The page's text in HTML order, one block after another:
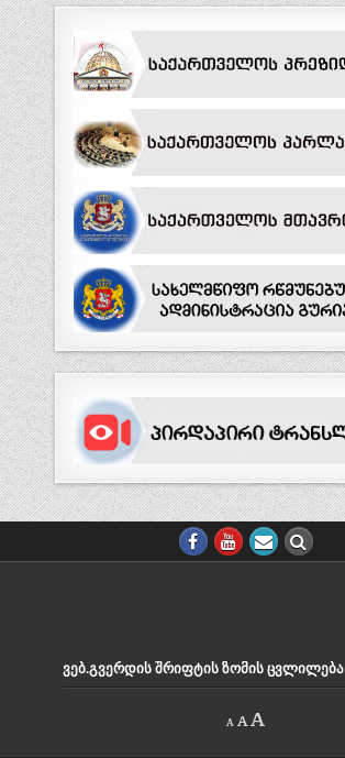
ᲕᲔᲑ.ᲒᲕᲔᲠᲓᲘᲡ ᲨᲠᲘᲤᲢᲘᲡ ᲖᲝᲛᲘᲡ ᲪᲕᲚᲘᲚᲔᲑᲐ
A
Decrease
font
A Reset
A